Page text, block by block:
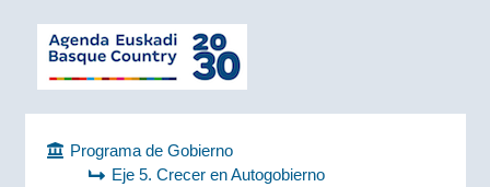
Programa de Gobierno
Eje 5. Crecer en Autogobierno